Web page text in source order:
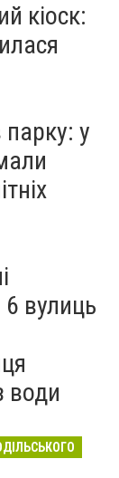
кіоск:
парку: у
вулиць
води